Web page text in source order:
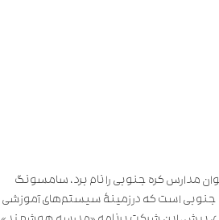
مدارس کره جنوبی را نام برد، سامسونگ
جنوبی است که درزمینهٔ سیستم‌های آموزشی